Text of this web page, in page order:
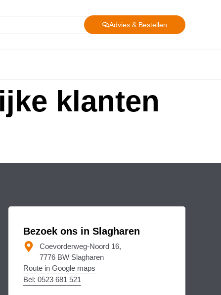
Advies & Bestellen
klanten
Bezoek ons in Slagharen
Coevorderweg-Noord 16,
7776 BW Slagharen
Route in Google maps
Bel: 0523 681 521